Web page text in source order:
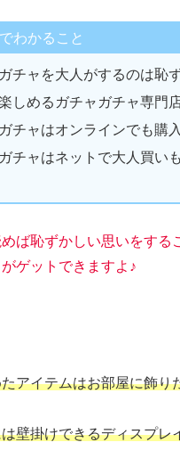
わかること
チャを大人がするのは恥
しめるガチャガチャ専門
チャはオンラインでも購
チャはネットで大人買い
ば恥ずかしい思いをする
ゲットできますよ♪
アイテムはお部屋に飾り
壁掛けできるディスプレ